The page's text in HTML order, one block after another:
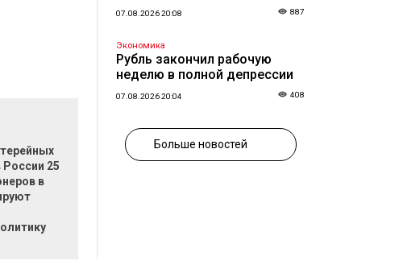
России 25
в
07.08.2026 20:08 887
Экономика
Рубль закончил рабочую
неделю в полной депрессии
07.08.2026 20:04 408
Больше новостей